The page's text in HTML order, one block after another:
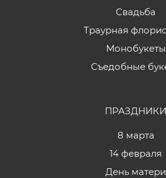
Свадьба
Траурная
Монобукеты
Съедобные
ПРАЗДНИКИ
8 марта
14 февраля
День матери